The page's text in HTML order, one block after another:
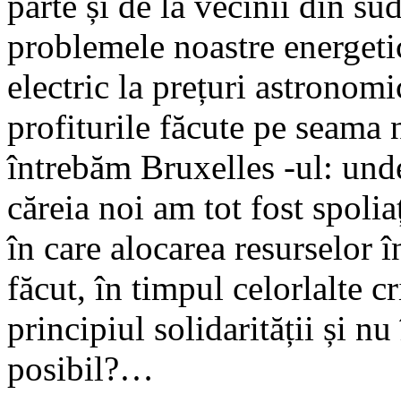
problemele noastre
electric la prețuri
profiturile făcute pe seama
întrebăm Bruxelles -ul:
căreia noi am tot fost
în care alocarea resurselor
făcut, în timpul celorlalte
principiul solidarității și nu
posibil?…